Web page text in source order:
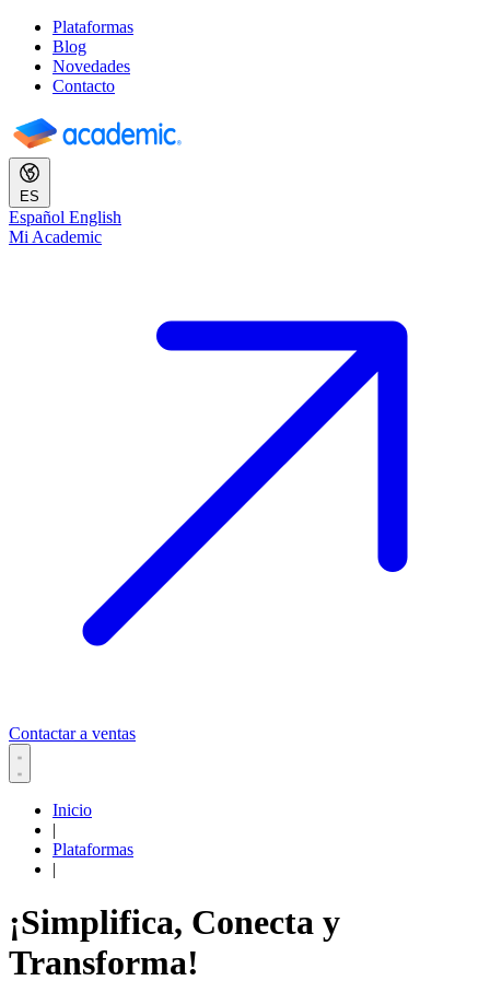
Plataformas
Blog
Novedades
Contacto
ES
Español English
Mi Academic
Contactar a ventas
Inicio
|
Plataformas
|
¡Simplifica, Conecta y
Transforma!